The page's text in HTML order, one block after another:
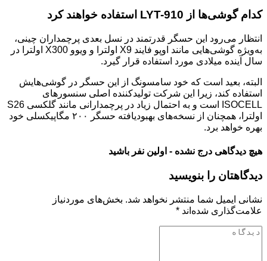
کدام گوشی‌ها از LYT-910 استفاده خواهند کرد
انتظار می‌رود این حسگر قدرتمند در نسل بعدی پرچمداران چینی،
به‌ویژه گوشی‌هایی مانند اوپو فایند X9 اولترا و ویوو X300 اولترا در
سال آینده میلادی مورد استفاده قرار گیرد.
البته، بعید است که خود سامسونگ از این حسگر در گوشی‌هایش
استفاده کند، زیرا این شرکت تولیدکننده اصلی سنسورهای
ISOCELL است و به احتمال زیاد در پرچمدارانی مانند گلکسی S26
اولترا، همچنان از نسخه‌های بهبودیافته حسگر ۲۰۰ مگاپیکسلی خود
بهره خواهد برد.
هیچ دیدگاهی درج نشده - اولین نفر باشید
دیدگاهتان را بنویسید
نشانی ایمیل شما منتشر نخواهد شد. بخش‌های موردنیاز
علامت‌گذاری شده‌اند *